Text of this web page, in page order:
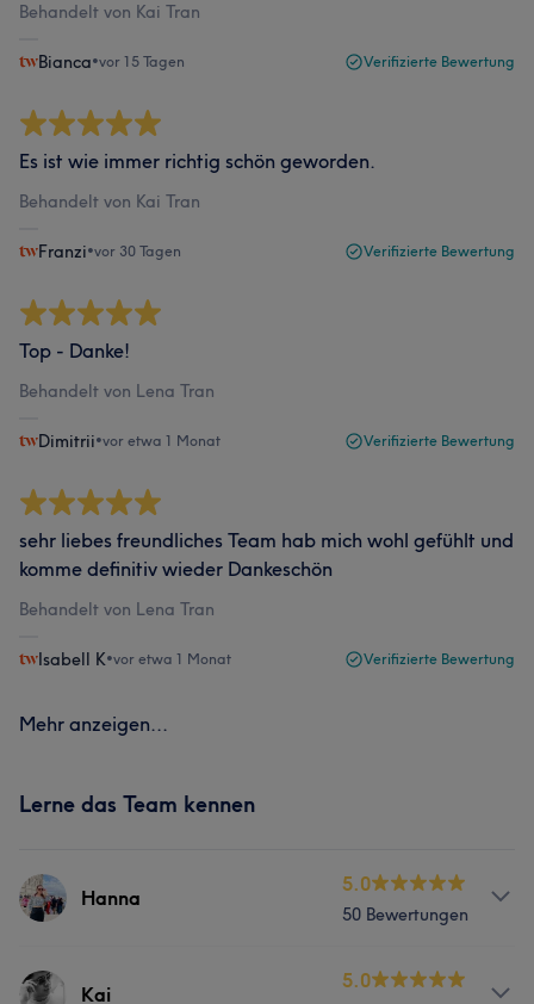
Behandelt von Kai Tran
Bianca•vor 15 Tagen Verifizierte Bewertung
Es ist wie immer richtig schön geworden.
Behandelt von Kai Tran
Franzi•vor 30 Tagen Verifizierte Bewertung
Top - Danke!
Behandelt von Lena Tran
Dimitrii•vor etwa 1 Monat Verifizierte Bewertung
sehr liebes freundliches Team hab mich wohl gefühlt und
komme definitiv wieder Dankeschön
Behandelt von Lena Tran
Isabell K•vor etwa 1 Monat Verifizierte Bewertung
Mehr anzeigen...
Lerne das Team kennen
Hanna
5.0
50 Bewertungen
Services
Kai
5.0